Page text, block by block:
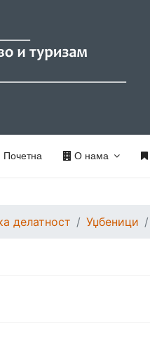
Почетна О нама
делатност Уџбеници